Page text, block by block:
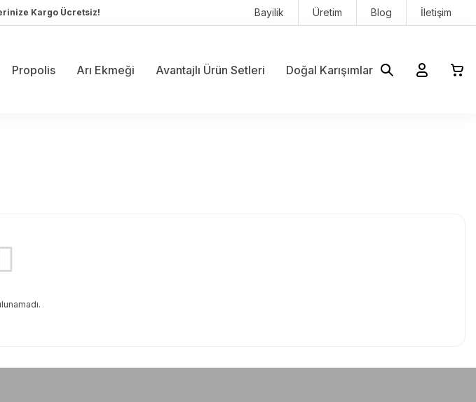
Kargo Ücretsiz! Bayilik Üretim Blog İletişim
Propolis Arı Ekmeği Avantajlı Ürün Setleri Doğal Karışımlar